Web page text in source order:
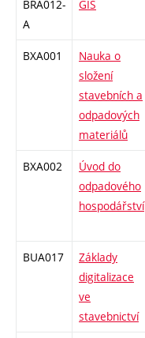
BRA012-
A
GIS
BXA001
Nauka o
složení
stavebních a
odpadových
materiálů
BXA002
Úvod do
odpadového
hospodářství
BUA017
Základy
digitalizace
ve
stavebnictví